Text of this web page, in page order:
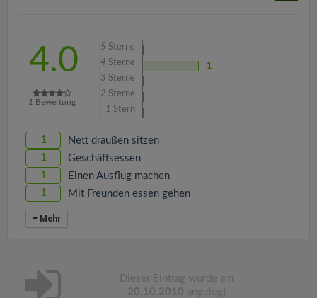
4.0
1 Bewertung
5 Sterne
4 Sterne
1
3 Sterne
2 Sterne
1 Stern
1 Nett draußen sitzen
1 Geschäftsessen
1 Einen Ausflug machen
1 Mit Freunden essen gehen
Mehr
Dieser Eintrag wurde am
20.10.2010 angelegt